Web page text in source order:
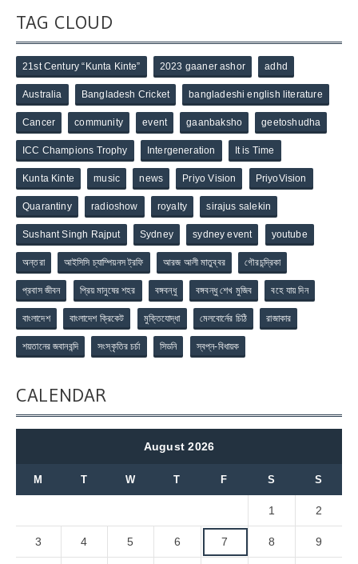
TAG CLOUD
21st Century “Kunta Kinte” 2023 gaaner ashor adhd
Australia Bangladesh Cricket bangladeshi english literature
Cancer community event gaanbaksho geetoshudha
ICC Champions Trophy Intergeneration It is Time
Kunta Kinte music news Priyo Vision PriyoVision
Quarantiny radioshow royalty sirajus salekin
Sushant Singh Rajput Sydney sydney event youtube
অন্তরা আইসিসি চ্যাম্পিয়নস ট্রফি আরজ আলী মাতুব্বর গৌরচন্দ্রিকা
প্রবাস জীবন প্রিয় মানুষের শহর বঙ্গবন্ধু বঙ্গবন্ধু শেখ মুজিব বহে যায় দিন
বাংলাদেশ বাংলাদেশ ক্রিকেট মুক্তিযোদ্ধা মেলবোর্নের চিঠি রাজাকার
শয়তানের জবানবন্দি সংস্কৃতির চর্চা সিডনি স্বপ্ন-বিধায়ক
CALENDAR
August 2026
M T W T F S S
1 2
3 4 5 6 7 8 9